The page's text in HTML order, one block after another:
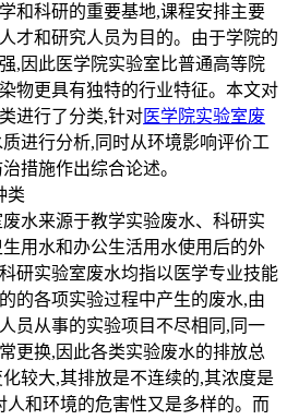
和科研的重要基地,课程安排主要
才和研究人员为目的。由于学院的
,因此医学院实验室比普通高等院
物更具有独特的行业特征。本文对
进行了分类,针对医学院实验室废
进行分析,同时从环境影响评价工
措施作出综合论述。
类
水来源于教学实验废水、科研实
用水和办公生活用水使用后的外
研实验室废水均指以医学专业技能
的各项实验过程中产生的废水,由
员从事的实验项目不尽相同,同一
更换,因此各类实验废水的排放总
较大,其排放是不连续的,其浓度是
人和环境的危害性又是多样的。而